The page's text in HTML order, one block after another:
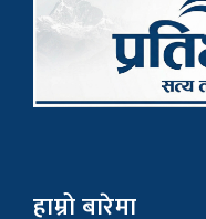
हाम्रो बारेमा